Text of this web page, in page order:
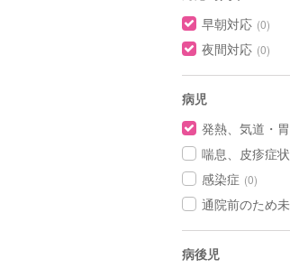
早朝対応 (0)
夜間対応 (0)
病児
発熱、気道・
喘息、皮疹症状
感染症 (0)
通院前のため
病後児